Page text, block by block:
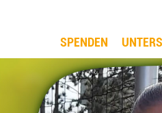
SPENDEN